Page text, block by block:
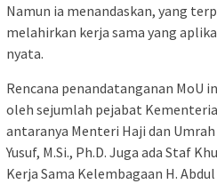
Namun ia menandaskan, yang
melahirkan kerja sama yang
nyata.
Rencana penandatanganan MoU
oleh sejumlah pejabat
antaranya Menteri Haji dan Umrah
Yusuf, M.Si., Ph.D. Juga ada Staf
Kerja Sama Kelembagaan H.